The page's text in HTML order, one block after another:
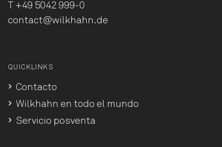
+49 5042 999-0
contact@wilkhahn.de
QUICKLINKS
Contacto
Wilkhahn en todo el mundo
Servicio posventa